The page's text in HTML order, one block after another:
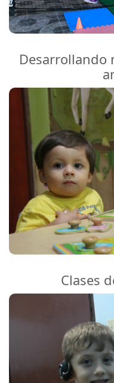
Desarrollando
Clases